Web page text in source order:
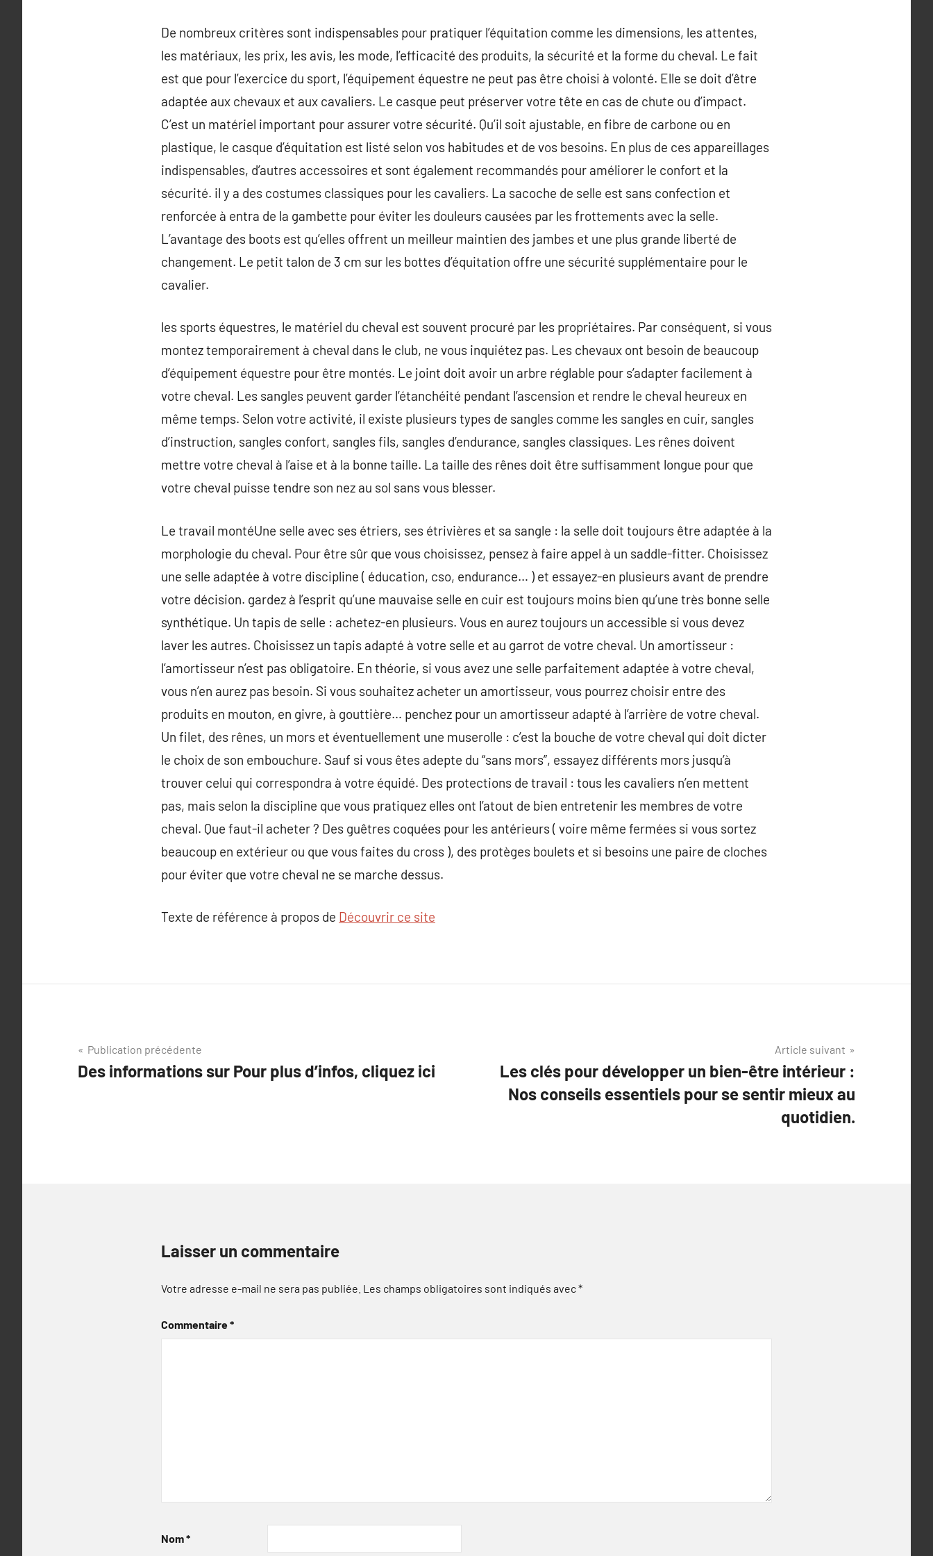
De nombreux critères sont indispensables pour pratiquer l’équitation comme les dimensions, les attentes,
les matériaux, les prix, les avis, les mode, l’efficacité des produits, la sécurité et la forme du cheval. Le fait
est que pour l’exercice du sport, l’équipement équestre ne peut pas être choisi à volonté. Elle se doit d’être
adaptée aux chevaux et aux cavaliers. Le casque peut préserver votre tête en cas de chute ou d’impact.
C’est un matériel important pour assurer votre sécurité. Qu’il soit ajustable, en fibre de carbone ou en
plastique, le casque d’équitation est listé selon vos habitudes et de vos besoins. En plus de ces appareillages
indispensables, d’autres accessoires et sont également recommandés pour améliorer le confort et la
sécurité. il y a des costumes classiques pour les cavaliers. La sacoche de selle est sans confection et
renforcée à entra de la gambette pour éviter les douleurs causées par les frottements avec la selle.
L’avantage des boots est qu’elles offrent un meilleur maintien des jambes et une plus grande liberté de
changement. Le petit talon de 3 cm sur les bottes d’équitation offre une sécurité supplémentaire pour le
cavalier.
les sports équestres, le matériel du cheval est souvent procuré par les propriétaires. Par conséquent, si vous
montez temporairement à cheval dans le club, ne vous inquiétez pas. Les chevaux ont besoin de beaucoup
d’équipement équestre pour être montés. Le joint doit avoir un arbre réglable pour s’adapter facilement à
votre cheval. Les sangles peuvent garder l’étanchéité pendant l’ascension et rendre le cheval heureux en
même temps. Selon votre activité, il existe plusieurs types de sangles comme les sangles en cuir, sangles
d’instruction, sangles confort, sangles fils, sangles d’endurance, sangles classiques. Les rênes doivent
mettre votre cheval à l’aise et à la bonne taille. La taille des rênes doit être suffisamment longue pour que
votre cheval puisse tendre son nez au sol sans vous blesser.
Le travail montéUne selle avec ses étriers, ses étrivières et sa sangle : la selle doit toujours être adaptée à la
morphologie du cheval. Pour être sûr que vous choisissez, pensez à faire appel à un saddle-fitter. Choisissez
une selle adaptée à votre discipline ( éducation, cso, endurance… ) et essayez-en plusieurs avant de prendre
votre décision. gardez à l’esprit qu’une mauvaise selle en cuir est toujours moins bien qu’une très bonne selle
synthétique. Un tapis de selle : achetez-en plusieurs. Vous en aurez toujours un accessible si vous devez
laver les autres. Choisissez un tapis adapté à votre selle et au garrot de votre cheval. Un amortisseur :
l’amortisseur n’est pas obligatoire. En théorie, si vous avez une selle parfaitement adaptée à votre cheval,
vous n’en aurez pas besoin. Si vous souhaitez acheter un amortisseur, vous pourrez choisir entre des
produits en mouton, en givre, à gouttière… penchez pour un amortisseur adapté à l’arrière de votre cheval.
Un filet, des rênes, un mors et éventuellement une muserolle : c’est la bouche de votre cheval qui doit dicter
le choix de son embouchure. Sauf si vous êtes adepte du “sans mors”, essayez différents mors jusqu’à
trouver celui qui correspondra à votre équidé. Des protections de travail : tous les cavaliers n’en mettent
pas, mais selon la discipline que vous pratiquez elles ont l’atout de bien entretenir les membres de votre
cheval. Que faut-il acheter ? Des guêtres coquées pour les antérieurs ( voire même fermées si vous sortez
beaucoup en extérieur ou que vous faites du cross ), des protèges boulets et si besoins une paire de cloches
pour éviter que votre cheval ne se marche dessus.
Texte de référence à propos de Découvrir ce site
Navigation
de
Publication précédente
Des informations sur Pour plus d’infos, cliquez ici
Article suivant
Les clés pour développer un bien-être intérieur :
Nos conseils essentiels pour se sentir mieux au
quotidien.
Laisser un commentaire
Votre adresse e-mail ne sera pas publiée. Les champs obligatoires sont indiqués avec*
Commentaire*
Nom*